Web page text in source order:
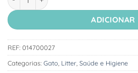
ADICIONAR
REF: 014700027
Categorias: Gato, Litter, Saúde e Higiene